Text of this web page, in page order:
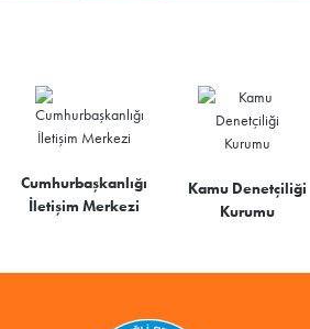
Cumhurbaşkanlığı
İletişim Merkezi
Kamu Denetçiliği
Kurumu